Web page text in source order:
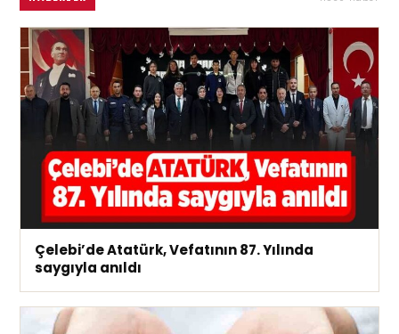
Çelebi’de Atatürk, Vefatının 87. Yılında
saygıyla anıldı